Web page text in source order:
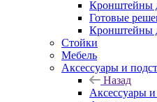
Кронштейны
Готовые
Кронштейны
Стойки
Мебель
Аксессуары и
Назад
Аксессуары